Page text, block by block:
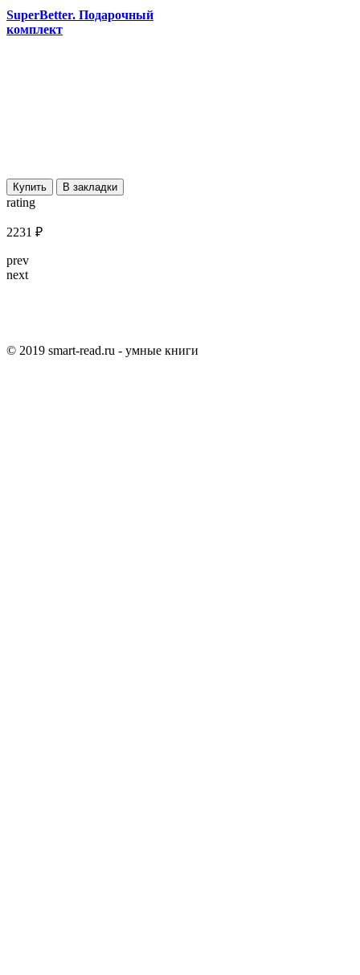
SuperBetter. Подарочный
комплект
Купить В закладки
rating
2231 ₽
prev
next
© 2019 smart-read.ru - умные книги